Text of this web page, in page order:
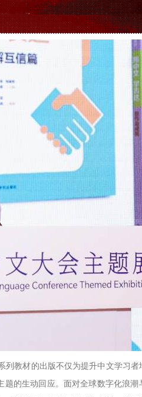
教材的出版不仅为提升中文学习者
的生动回应。面对全球数字化浪潮